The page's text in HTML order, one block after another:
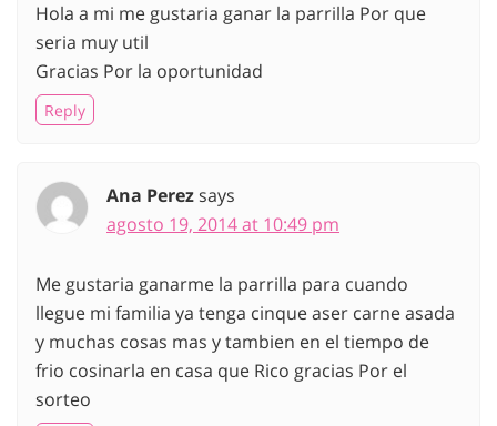
Hola a mi me gustaria ganar la parrilla Por que
seria muy util
Gracias Por la oportunidad
Reply
Ana Perezsays
agosto 19, 2014 at 10:49 pm
Me gustaria ganarme la parrilla para cuando
llegue mi familia ya tenga cinque aser carne asada
y muchas cosas mas y tambien en el tiempo de
frio cosinarla en casa que Rico gracias Por el
sorteo